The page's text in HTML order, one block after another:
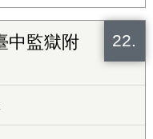
22.
中監獄附